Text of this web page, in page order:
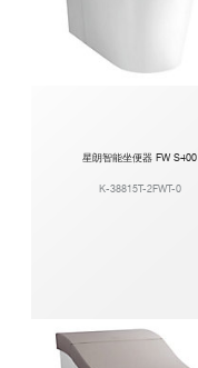
星朗智能坐便器 FW S400
K-38815T-2FWT-0